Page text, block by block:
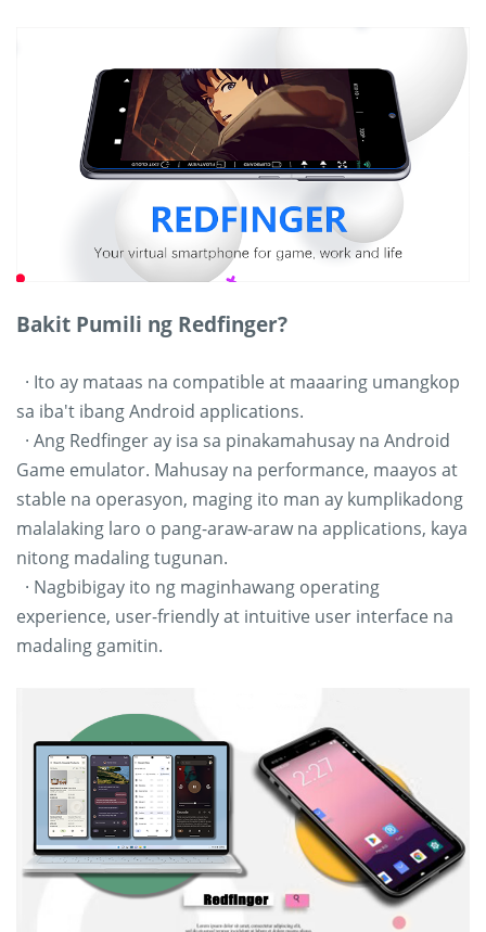
Bakit Pumili ng Redfinger?
· Ito ay mataas na compatible at maaaring umangkop
sa iba't ibang Android applications.
· Ang Redfinger ay isa sa pinakamahusay na Android
Game emulator. Mahusay na performance, maayos at
stable na operasyon, maging ito man ay kumplikadong
malalaking laro o pang-araw-araw na applications, kaya
nitong madaling tugunan.
· Nagbibigay ito ng maginhawang operating
experience, user-friendly at intuitive user interface na
madaling gamitin.